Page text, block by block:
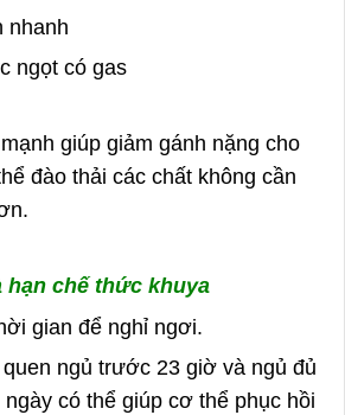
nhanh
ngọt có gas
giúp giảm gánh nặng cho
đào thải các chất không cần
hạn chế thức khuya
gian để nghỉ ngơi.
ngủ trước 23 giờ và ngủ đủ
có thể giúp cơ thể phục hồi